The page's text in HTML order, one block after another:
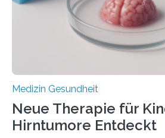
erblich bedingte Herzerkrankung.
sich die linke Herzkammer
stark kontrahiert…
Medizin Gesundheit
Neue Therapie für
Hirntumore Entdeckt